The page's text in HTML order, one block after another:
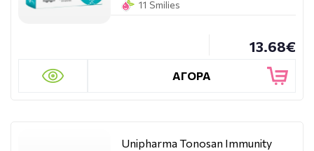
11 Smilies
13.68€
ΑΓΟΡΑ
Unipharma Tonosan Immunity